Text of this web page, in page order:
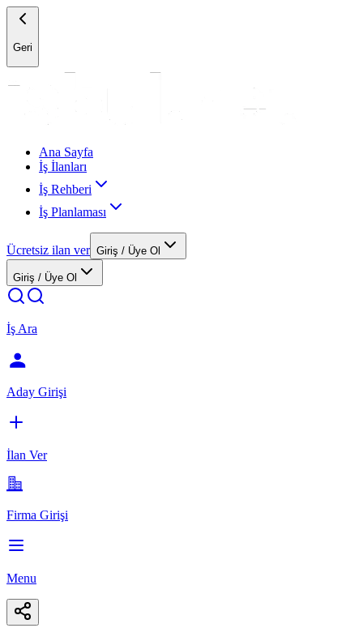
Geri
Ana Sayfa
İş İlanları
İş Rehberi
İş Planlaması
Ücretsiz ilan ver Giriş / Üye Ol
Giriş / Üye Ol
İş Ara
Aday Girişi
İlan Ver
Firma Girişi
Menu